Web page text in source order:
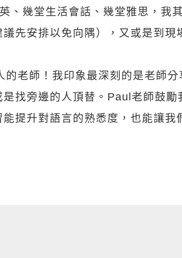
幾堂生活會話、幾堂雅思，我
先安排以免向隅），又或是到現
師！我印象最深刻的是老師分
找旁邊的人頂替。Paul老師鼓
提升對語言的熟悉度，也能讓我